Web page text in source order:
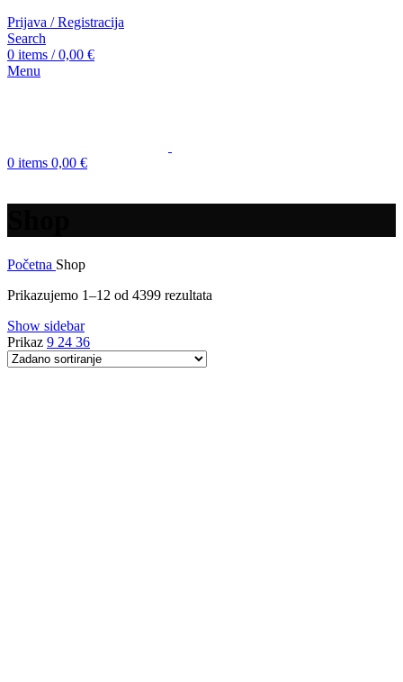
Prijava / Registracija
Search
0 items / 0,00 €
Menu
0 items 0,00 €
Početna Shop
Prikazujemo 1–12 od 4399 rezultata
Show sidebar
Prikaz 9 24 36